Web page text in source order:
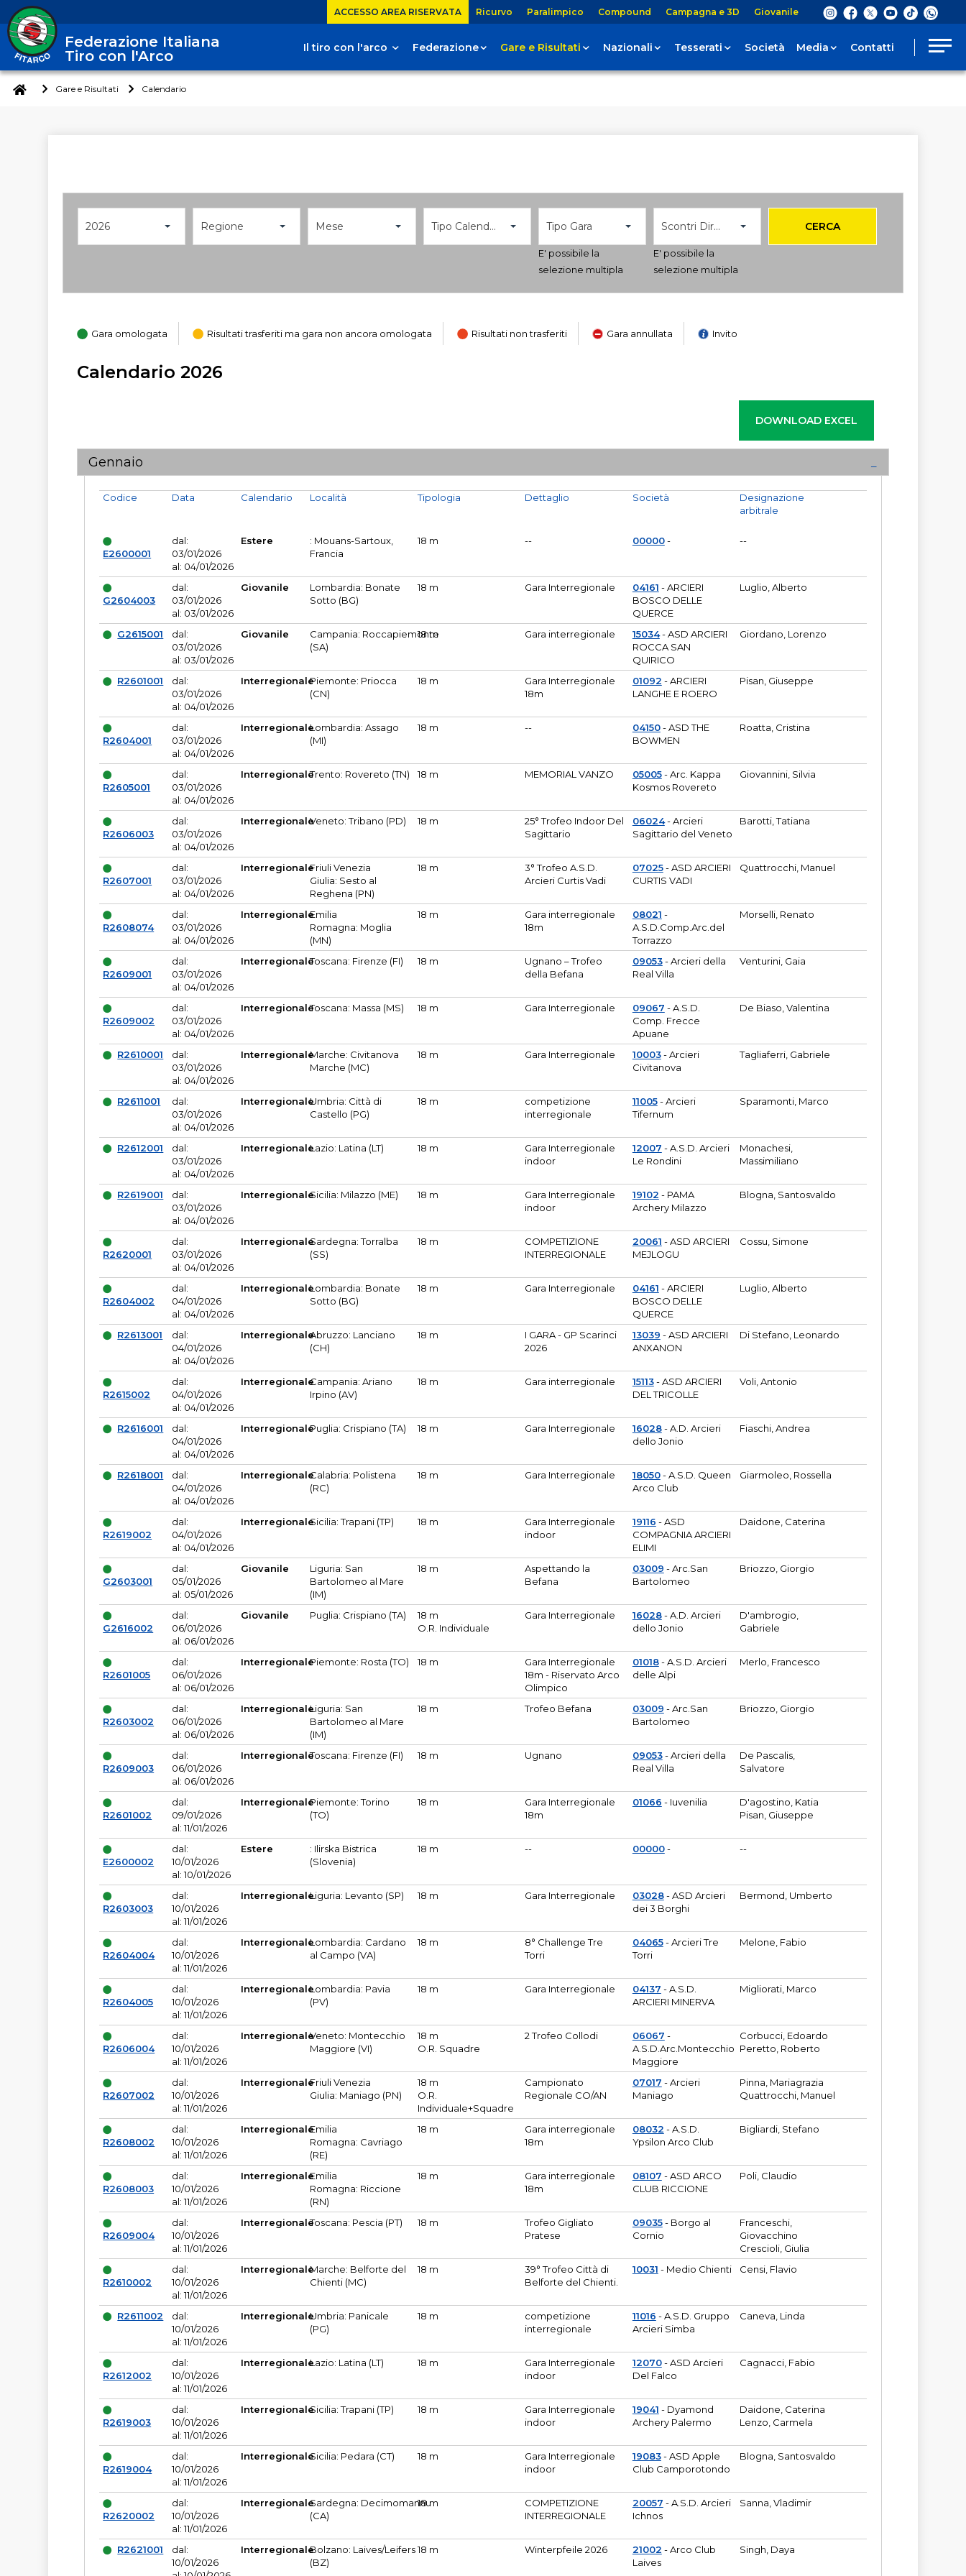
ACCESSO AREA RISERVATA Ricurvo Paralimpico Compound Campagna e 3D Giovanile
Federazione Italiana
Tiro con l'Arco
Il tiro con l'arco Federazione Gare e Risultati Nazionali Tesserati Società Media Contatti
Gare e Risultati Calendario
2026 Regione Mese Tipo Calendario Tipo Gara
E' possibile la
selezione multipla
Scontri Diretti
E' possibile la
selezione multipla
CERCA
Gara omologata Risultati trasferiti ma gara non ancora omologata Risultati non trasferiti Gara annullata Invito
Calendario 2026
Gennaio
Codice
E2600001
Data
dal:
03/01/2026
al: 04/01/2026
Calendario
Estere
Località
: Mouans-Sartoux,
Francia
Tipologia
18 m
Dettaglio
--
Società
00000-
Designazione
arbitrale
--
G2604003
dal:
03/01/2026
al: 03/01/2026
Giovanile
Lombardia: Bonate
Sotto (BG)
18 m Gara Interregionale 04161 - ARCIERI
BOSCO DELLE
QUERCE
Luglio, Alberto
G2615001
dal:
03/01/2026
al: 03/01/2026
Giovanile
Campania: Roccapiemonte
(SA)
18 m Gara interregionale 15034- ASD ARCIERI
ROCCA SAN
QUIRICO
Giordano, Lorenzo
R2601001
dal:
03/01/2026
al: 04/01/2026
InterregionalePiemonte: Priocca
(CN)
18 m
Gara Interregionale
18m
01092 - ARCIERI
LANGHE E ROERO
Pisan, Giuseppe
R2604001
dal:
03/01/2026
al: 04/01/2026
InterregionaleLombardia: Assago
(MI)
18 m -- 04150- ASD THE
BOWMEN
Roatta, Cristina
R2605001
dal:
03/01/2026
al: 04/01/2026
InterregionaleTrento: Rovereto (TN) 18 m MEMORIAL VANZO 05005- Arc. Kappa
Kosmos Rovereto
Giovannini, Silvia
R2606003
dal:
03/01/2026
al: 04/01/2026
InterregionaleVeneto: Tribano (PD) 18 m
25° Trofeo Indoor Del
Sagittario
06024- Arcieri
Sagittario del Veneto
Barotti, Tatiana
R2607001
dal:
03/01/2026
al: 04/01/2026
InterregionaleFriuli Venezia
Giulia: Sesto al
Reghena (PN)
18 m
3° Trofeo A.S.D.
Arcieri Curtis Vadi
07025- ASD ARCIERI
CURTIS VADI
Quattrocchi, Manuel
R2608074
dal:
03/01/2026
al: 04/01/2026
InterregionaleEmilia
Romagna: Moglia
(MN)
18 m
Gara interregionale
18m
08021 -
A.S.D.Comp.Arc.del
Torrazzo
Morselli, Renato
R2609001
dal:
03/01/2026
al: 04/01/2026
InterregionaleToscana: Firenze (FI) 18 m
Ugnano – Trofeo
della Befana
09053- Arcieri della
Real Villa
Venturini, Gaia
R2609002
dal:
03/01/2026
al: 04/01/2026
InterregionaleToscana: Massa (MS) 18 m Gara Interregionale 09067 - A.S.D.
Comp. Frecce
Apuane
De Biaso, Valentina
R2610001
dal:
03/01/2026
al: 04/01/2026
InterregionaleMarche: Civitanova
Marche (MC)
18 m Gara Interregionale 10003- Arcieri
Civitanova
Tagliaferri, Gabriele
R2611001
dal:
03/01/2026
al: 04/01/2026
InterregionaleUmbria: Città di
Castello (PG)
18 m
competizione
interregionale
11005- Arcieri
Tifernum
Sparamonti, Marco
R2612001
dal:
03/01/2026
al: 04/01/2026
InterregionaleLazio: Latina (LT) 18 m
Gara Interregionale
indoor
12007 - A.S.D. Arcieri
Le Rondini
Monachesi,
Massimiliano
R2619001
dal:
03/01/2026
al: 04/01/2026
InterregionaleSicilia: Milazzo (ME) 18 m
Gara Interregionale
indoor
19102 - PAMA
Archery Milazzo
Blogna, Santosvaldo
R2620001
dal:
03/01/2026
al: 04/01/2026
InterregionaleSardegna: Torralba
(SS)
18 m
COMPETIZIONE
INTERREGIONALE
20061 - ASD ARCIERI
MEJLOGU
Cossu, Simone
R2604002
dal:
04/01/2026
al: 04/01/2026
InterregionaleLombardia: Bonate
Sotto (BG)
18 m Gara Interregionale 04161 - ARCIERI
BOSCO DELLE
QUERCE
Luglio, Alberto
R2613001
dal:
04/01/2026
al: 04/01/2026
InterregionaleAbruzzo: Lanciano
(CH)
18 m
I GARA - GP Scarinci
2026
13039 - ASD ARCIERI
ANXANON
Di Stefano, Leonardo
R2615002
dal:
04/01/2026
al: 04/01/2026
InterregionaleCampania: Ariano
Irpino (AV)
18 m Gara interregionale 15113- ASD ARCIERI
DEL TRICOLLE
Voli, Antonio
R2616001
dal:
04/01/2026
al: 04/01/2026
InterregionalePuglia: Crispiano (TA) 18 m Gara Interregionale 16028- A.D. Arcieri
dello Jonio
Fiaschi, Andrea
R2618001
dal:
04/01/2026
al: 04/01/2026
InterregionaleCalabria: Polistena
(RC)
18 m Gara Interregionale 18050- A.S.D. Queen
Arco Club
Giarmoleo, Rossella
R2619002
dal:
04/01/2026
al: 04/01/2026
InterregionaleSicilia: Trapani (TP) 18 m
Gara Interregionale
indoor
19116 - ASD
COMPAGNIA ARCIERI
ELIMI
Daidone, Caterina
G2603001
dal:
05/01/2026
al: 05/01/2026
Giovanile
Liguria: San
Bartolomeo al Mare
(IM)
18 m
Aspettando la
Befana
03009 - Arc.San
Bartolomeo
Briozzo, Giorgio
G2616002
dal:
06/01/2026
al: 06/01/2026
Giovanile Puglia: Crispiano (TA)
18 m
O.R. Individuale
Gara Interregionale 16028- A.D. Arcieri
dello Jonio
D'ambrogio,
Gabriele
R2601005
dal:
06/01/2026
al: 06/01/2026
InterregionalePiemonte: Rosta (TO) 18 m
Gara Interregionale
18m - Riservato Arco
Olimpico
01018- A.S.D. Arcieri
delle Alpi
Merlo, Francesco
R2603002
dal:
06/01/2026
al: 06/01/2026
InterregionaleLiguria: San
Bartolomeo al Mare
(IM)
18 m Trofeo Befana 03009 - Arc.San
Bartolomeo
Briozzo, Giorgio
R2609003
dal:
06/01/2026
al: 06/01/2026
InterregionaleToscana: Firenze (FI) 18 m Ugnano 09053- Arcieri della
Real Villa
De Pascalis,
Salvatore
R2601002
dal:
09/01/2026
al: 11/01/2026
InterregionalePiemonte: Torino
(TO)
18 m
Gara Interregionale
18m
01066 - Iuvenilia
D'agostino, Katia
Pisan, Giuseppe
E2600002
dal:
10/01/2026
al: 10/01/2026
Estere
: Ilirska Bistrica
(Slovenia)
18 m -- 00000- --
R2603003
dal:
10/01/2026
al: 11/01/2026
InterregionaleLiguria: Levanto (SP) 18 m Gara Interregionale 03028- ASD Arcieri
dei 3 Borghi
Bermond, Umberto
R2604004
dal:
10/01/2026
al: 11/01/2026
InterregionaleLombardia: Cardano
al Campo (VA)
18 m
8° Challenge Tre
Torri
04065- Arcieri Tre
Torri
Melone, Fabio
R2604005
dal:
10/01/2026
al: 11/01/2026
InterregionaleLombardia: Pavia
(PV)
18 m Gara Interregionale 04137 - A.S.D.
ARCIERI MINERVA
Migliorati, Marco
R2606004
dal:
10/01/2026
al: 11/01/2026
InterregionaleVeneto: Montecchio
Maggiore (VI)
18 m
O.R. Squadre
2 Trofeo Collodi 06067 -
A.S.D.Arc.Montecchio
Maggiore
Corbucci, Edoardo
Peretto, Roberto
R2607002
dal:
10/01/2026
al: 11/01/2026
InterregionaleFriuli Venezia
Giulia: Maniago (PN)
18 m
O.R.
Individuale+Squadre
Campionato
Regionale CO/AN
07017 - Arcieri
Maniago
Pinna, Mariagrazia
Quattrocchi, Manuel
R2608002
dal:
10/01/2026
al: 11/01/2026
InterregionaleEmilia
Romagna: Cavriago
(RE)
18 m
Gara interregionale
18m
08032 - A.S.D.
Ypsilon Arco Club
Bigliardi, Stefano
R2608003
dal:
10/01/2026
al: 11/01/2026
InterregionaleEmilia
Romagna: Riccione
(RN)
18 m
Gara interregionale
18m
08107 - ASD ARCO
CLUB RICCIONE
Poli, Claudio
R2609004
dal:
10/01/2026
al: 11/01/2026
InterregionaleToscana: Pescia (PT) 18 m
Trofeo Gigliato
Pratese
09035- Borgo al
Cornio
Franceschi,
Giovacchino
Crescioli, Giulia
R2610002
dal:
10/01/2026
al: 11/01/2026
InterregionaleMarche: Belforte del
Chienti (MC)
18 m
39° Trofeo Città di
Belforte del Chienti.
10031 - Medio Chienti Censi, Flavio
R2611002
dal:
10/01/2026
al: 11/01/2026
InterregionaleUmbria: Panicale
(PG)
18 m
competizione
interregionale
11016 - A.S.D. Gruppo
Arcieri Simba
Caneva, Linda
R2612002
dal:
10/01/2026
al: 11/01/2026
InterregionaleLazio: Latina (LT) 18 m
Gara Interregionale
indoor
12070- ASD Arcieri
Del Falco
Cagnacci, Fabio
R2619003
dal:
10/01/2026
al: 11/01/2026
InterregionaleSicilia: Trapani (TP) 18 m
Gara Interregionale
indoor
19041 - Dyamond
Archery Palermo
Daidone, Caterina
Lenzo, Carmela
R2619004
dal:
10/01/2026
al: 11/01/2026
InterregionaleSicilia: Pedara (CT) 18 m
Gara Interregionale
indoor
19083- ASD Apple
Club Camporotondo
Blogna, Santosvaldo
R2620002
dal:
10/01/2026
al: 11/01/2026
InterregionaleSardegna: Decimomannu
(CA)
18 m
COMPETIZIONE
INTERREGIONALE
20057 - A.S.D. Arcieri
Ichnos
Sanna, Vladimir
R2621001
dal:
10/01/2026
InterregionaleBolzano: Laives/Leifers
(BZ)
18 m Winterpfeile 2026 21002 - Arco Club
Laives
Singh, Daya